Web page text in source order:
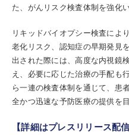
た、がんリスク検査体制を強化
リキッドバイオプシー検査によ
老化リスク、認知症の早期発見
出された際には、高度な内視鏡
え、必要に応じた治療の手配も
ら一連の検査体制を通じて、患
全かつ迅速な予防医療の提供を
【詳細はプレスリリース配